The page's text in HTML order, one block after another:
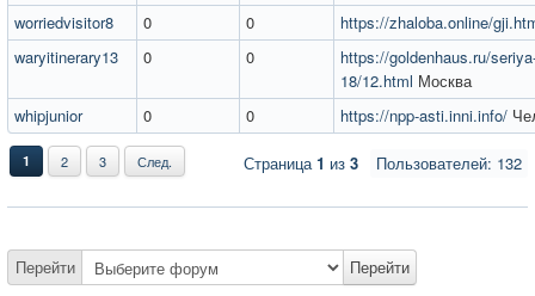
worriedvisitor8
0 0
https://zhaloba.online/
waryitinerary13
0 0
https://goldenhaus.ru/
18/12.html Москва
whipjunior
0 0 https://npp-asti.inni.info/
Пользователей: 132
1 2 3 След. Страница1 из 3
Перейти Перейти